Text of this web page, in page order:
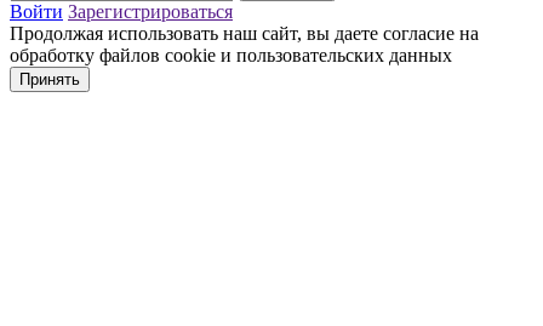
Войти Зарегистрироваться
Продолжая использовать наш сайт, вы даете согласие на
обработку файлов cookie и пользовательских данных
Принять